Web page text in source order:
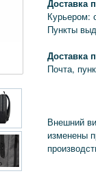
Доставка
Курьером:
Пункты
Доставка
Почта,
Внешний
изменены